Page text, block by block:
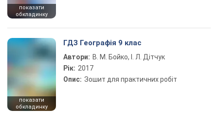
показати
обкладинку
показати
обкладинку
ГДЗ Географія 9 клас
Автори: В. М. Бойко, І. Л. Дітчук
Рік: 2017
Опис: Зошит для практичних робіт